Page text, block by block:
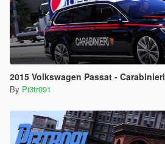
2015 Volkswagen Passat - Carabinieri
By Pi3tr091